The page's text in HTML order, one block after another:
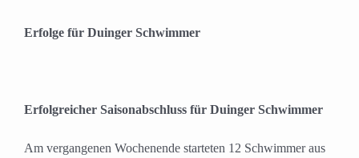
Erfolge für Duinger Schwimmer
Erfolgreicher Saisonabschluss für Duinger Schwimmer
Am vergangenen Wochenende starteten 12 Schwimmer aus